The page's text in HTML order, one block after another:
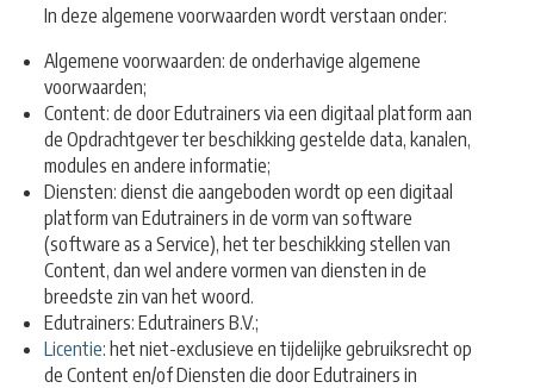
In deze algemene voorwaarden wordt verstaan onder:
Algemene voorwaarden: de onderhavige algemene
voorwaarden;
Content: de door Edutrainers via een digitaal platform aan
de Opdrachtgever ter beschikking gestelde data, kanalen,
modules en andere informatie;
Diensten: dienst die aangeboden wordt op een digitaal
platform van Edutrainers in de vorm van software
(software as a Service), het ter beschikking stellen van
Content, dan wel andere vormen van diensten in de
breedste zin van het woord.
Edutrainers: Edutrainers B.V.;
Licentie: het niet-exclusieve en tijdelijke gebruiksrecht op
de Content en/of Diensten die doorEdutrainers in